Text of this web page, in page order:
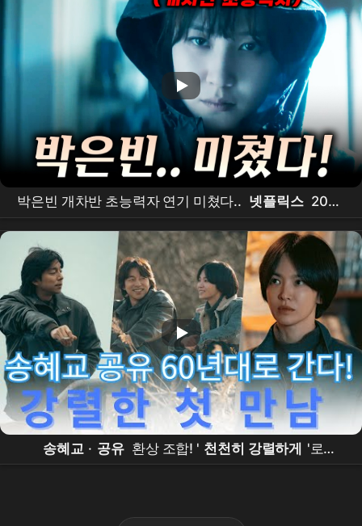
박은빈 개차반 초능력자 연기 미쳤다.. 넷플릭스 2026
년 상반기 몰아보기 강추 드라마 만 모아봤습니다🔥
송혜교 · 공유 환상 조합! ' 천천히 강렬하게 '로
60~80년대 연예계 야만의 시대 속으로… 넷플릭스 대